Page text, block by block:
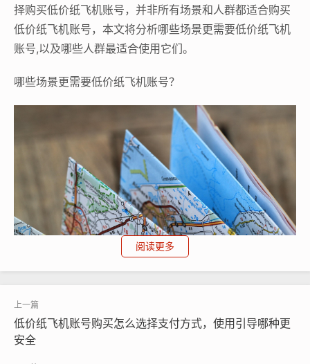
择购买低价纸飞机账号，并非所有场景和人群都适合购买
低价纸飞机账号，本文将分析哪些场景更需要低价纸飞机
账号,以及哪些人群最适合使用它们。
哪些场景更需要低价纸飞机账号？
纸飞机账号购买, 在线购买tg账号, 电报聊天账号购买,wdd
阅读更多
低价纸飞机账号购买怎么选择支付方式，使用引导哪种更
安全